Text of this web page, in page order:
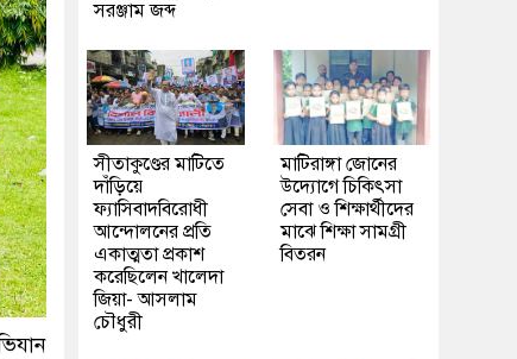
সরঞ্জাম জব্দ
সীতাকুণ্ডের মাটিতে
দাঁড়িয়ে
ফ্যাসিবাদবিরোধী
আন্দোলনের প্রতি
একাত্মতা প্রকাশ
করেছিলেন খালেদা
জিয়া- আসলাম
চৌধুরী
মাটিরাঙ্গা জোনের
উদ্যোগে চিকিৎসা
সেবা ও শিক্ষার্থীদের
মাঝে শিক্ষা সামগ্রী
বিতরন